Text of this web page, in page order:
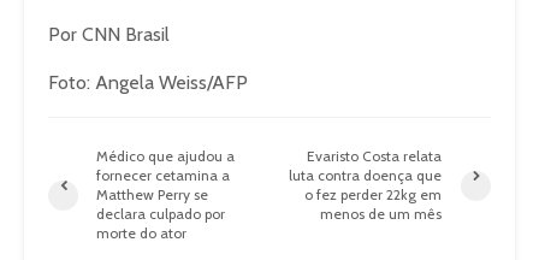
Por CNN Brasil
Foto: Angela Weiss/AFP
Médico que ajudou a
fornecer cetamina a
Matthew Perry se
declara culpado por
morte do ator
Evaristo Costa relata
luta contra doença que
o fez perder 22kg em
menos de um mês